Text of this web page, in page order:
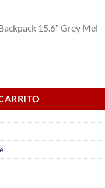
15.6″ Grey Mel